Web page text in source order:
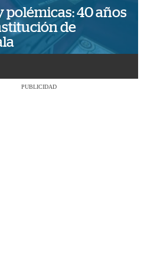
polémicas: 40 años
de
PUBLICIDAD